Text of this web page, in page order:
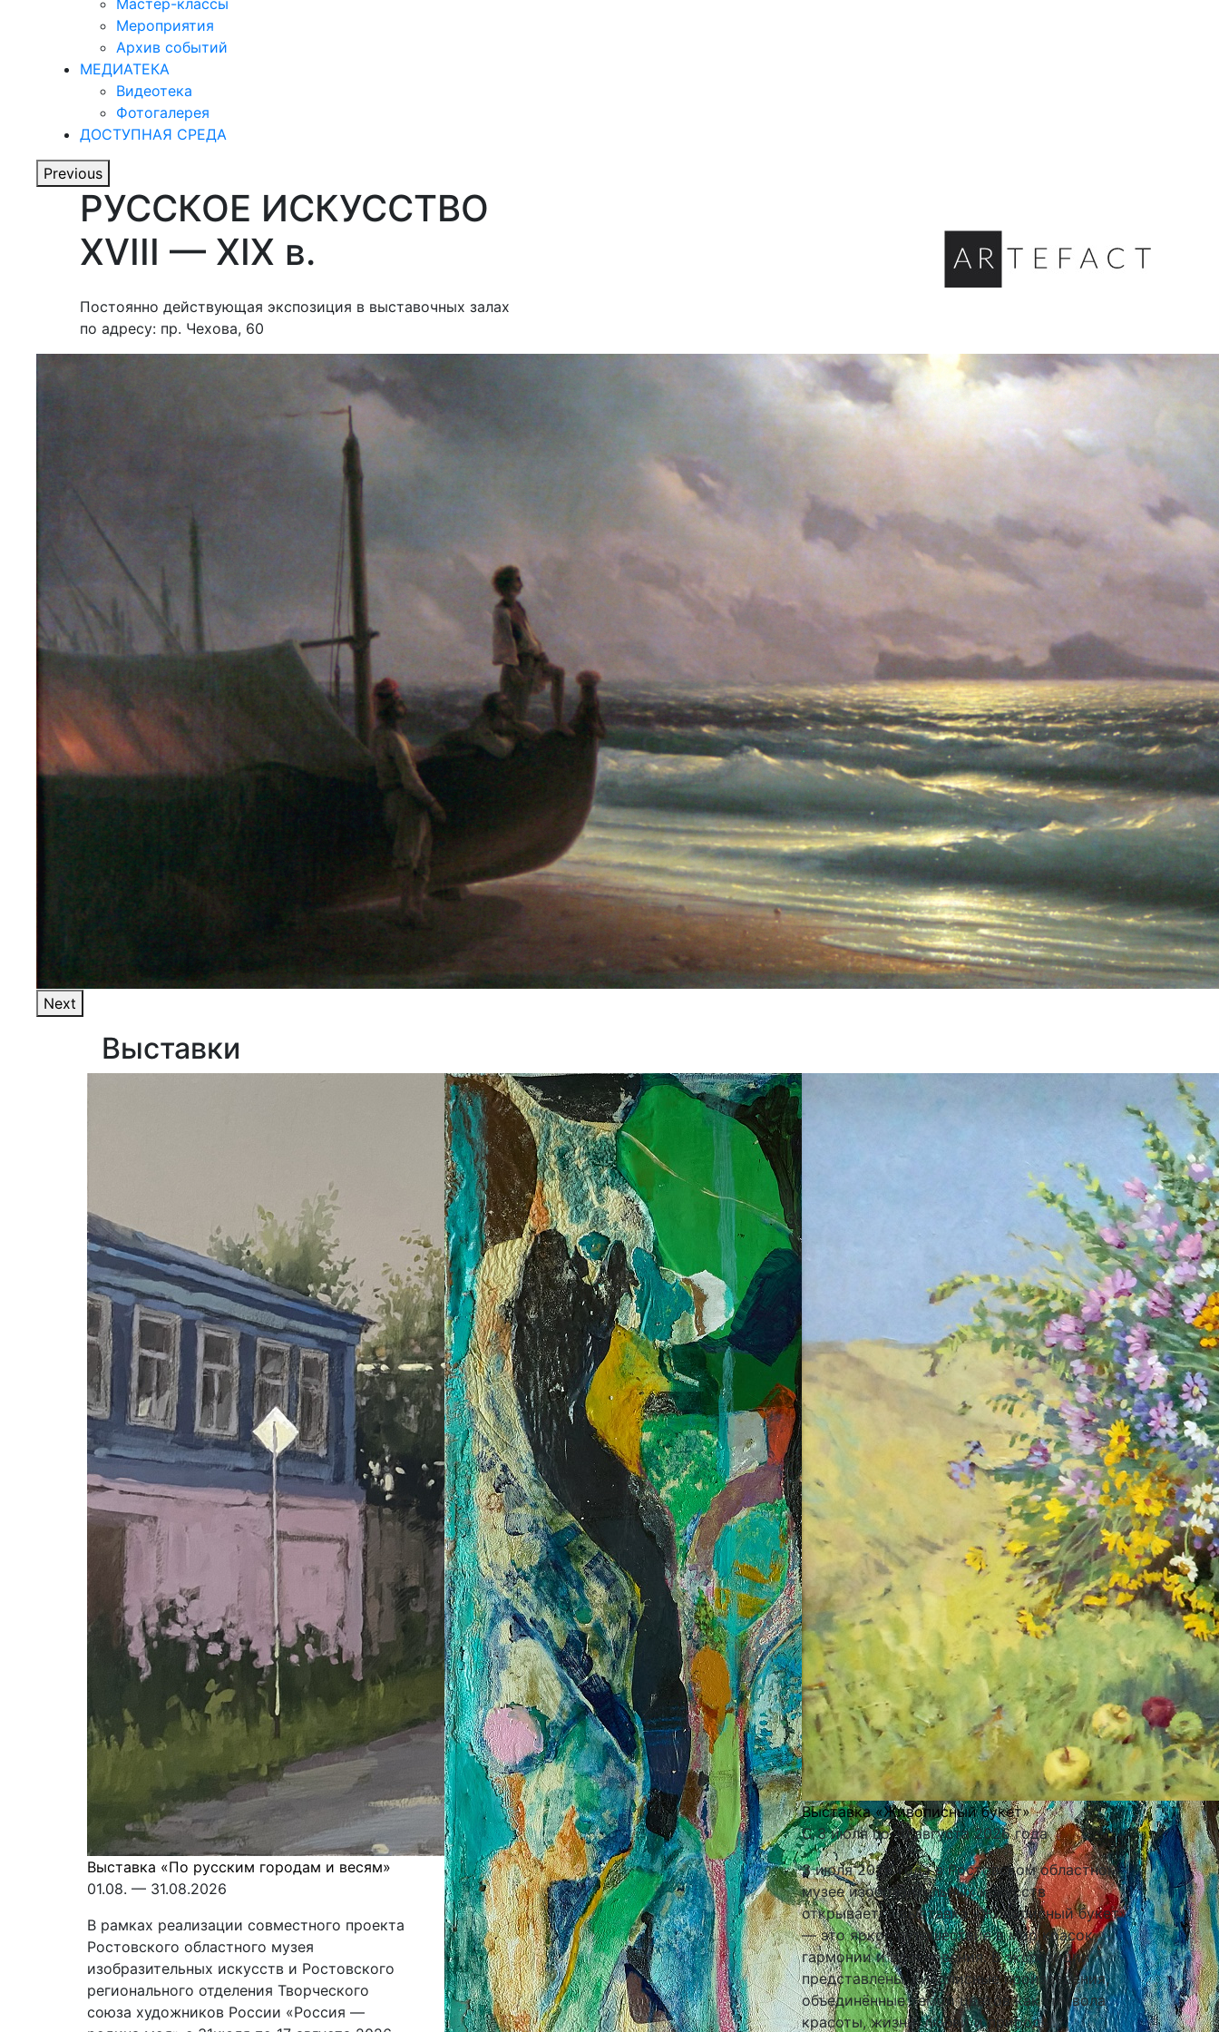
Мастер-классы
Мероприятия
Архив событий
МЕДИАТЕКА
Видеотека
Фотогалерея
ДОСТУПНАЯ СРЕДА
Previous
РУССКОЕ ИСКУССТВО
XVIII — XIX в.
Постоянно действующая экспозиция в выставочных залах
по адресу: пр. Чехова, 60
Next
Выставки
Выставка «По русским городам и весям»
01.08. — 31.08.2026
В рамках реализации совместного проекта
Ростовского областного музея
изобразительных искусств и Ростовского
регионального отделения Творческого
союза художников России «Россия —
Выставка «Живописный букет»
С 3 июля по 10 августа 2026 года
3 июля 2026 года в Ростовском областном
музее изобразительных искусств
открывается выставка «Живописный букет»
— это яркое путешествие в мир красок,
гармонии и вдохновения. В экспозиции
представлены живописные произведения,
объединённые темой цветов как символа
красоты, жизни, любви и природы.